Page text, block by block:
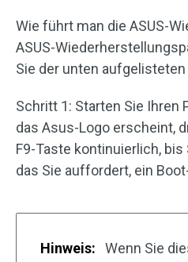
Wie führt man die ASUS-
ASUS-
Sie der unten
Schritt 1: Starten Sie Ihren
das Asus-Logo erscheint,
F9-Taste kontinuierlich,
das Sie auffordert, ein
Hinweis:
Wenn Sie